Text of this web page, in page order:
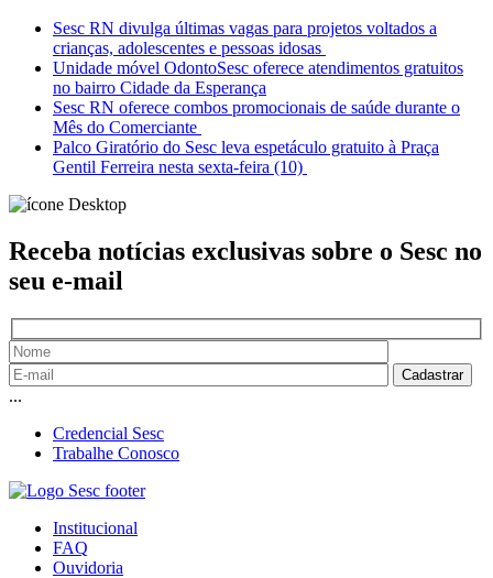
Sesc RN divulga últimas vagas para projetos voltados a
crianças, adolescentes e pessoas idosas
Unidade móvel OdontoSesc oferece atendimentos gratuitos
no bairro Cidade da Esperança
Sesc RN oferece combos promocionais de saúde durante o
Mês do Comerciante
Palco Giratório do Sesc leva espetáculo gratuito à Praça
Gentil Ferreira nesta sexta-feira (10)
Receba notícias exclusivas sobre o Sesc no
seu e-mail
...
Credencial Sesc
Trabalhe Conosco
Institucional
FAQ
Ouvidoria